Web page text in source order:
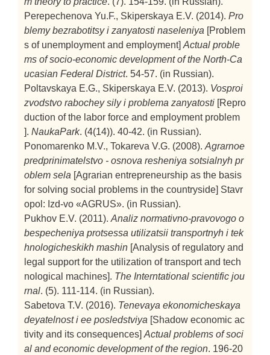
Perepechenova Yu.F., Skiperskaya E.V. (2014). Pro
blemy bezrabotitsy i zanyatosti naseleniya [Problem
s of unemployment and employment] Actual proble
ms of socio-economic development of the North-Ca
ucasian Federal District. 54-57. (in Russian).
Poltavskaya E.G., Skiperskaya E.V. (2013). Vosproi
zvodstvo rabochey sily i problema zanyatosti [Repro
duction of the labor force and employment problem
]. NaukaPark. (4(14)). 40-42. (in Russian).
Ponomarenko M.V., Tokareva V.G. (2008). Agrarnoe
predprinimatelstvo - osnova resheniya sotsialnyh pr
oblem sela [Agrarian entrepreneurship as the basis
for solving social problems in the countryside] Stavr
opol: Izd-vo «AGRUS». (in Russian).
Pukhov E.V. (2011). Analiz normativno-pravovogo o
bespecheniya protsessa utilizatsii transportnyh i tek
hnologicheskikh mashin [Analysis of regulatory and
legal support for the utilization of transport and tech
nological machines]. The Interntational scientific jou
rnal. (5). 111-114. (in Russian).
Sabetova T.V. (2016). Tenevaya ekonomicheskaya
deyatelnost i ee posledstviya [Shadow economic ac
tivity and its consequences] Actual problems of soci
al and economic development of the region. 196-20